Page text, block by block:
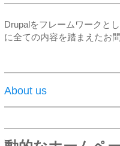
Drupalをフレームワークと
に全ての内容を踏まえたお
About us